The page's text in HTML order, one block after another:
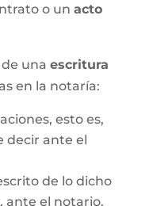
o un acto
una escritura
en la notaría:
esto es,
decir ante el
de lo dicho
ante el notario.